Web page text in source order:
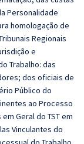
Personalidade
homologação de
Regionais
e
Trabalho: das
dos oficiais de
Público do
ao Processo
Geral do TST em
Vinculantes do